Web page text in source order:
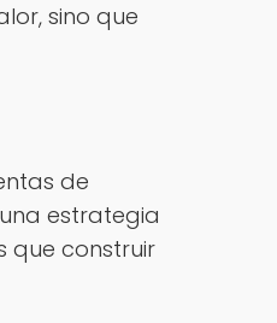
sino que
de
estrategia
que construir